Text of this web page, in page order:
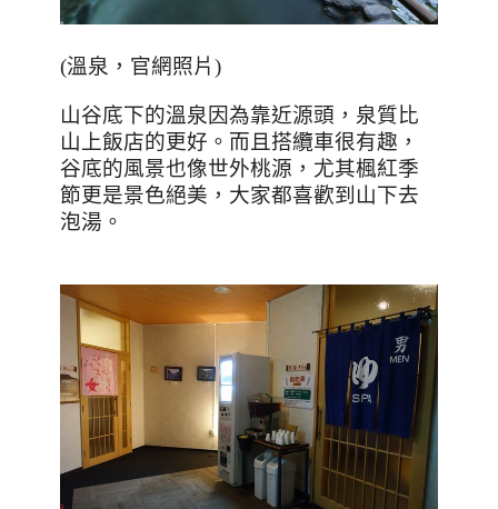
(溫泉，官網照片)
山谷底下的溫泉因為靠近源頭，泉質比
山上飯店的更好。而且搭纜車很有趣，
谷底的風景也像世外桃源，尤其楓紅季
節更是景色絕美，大家都喜歡到山下去
泡湯。